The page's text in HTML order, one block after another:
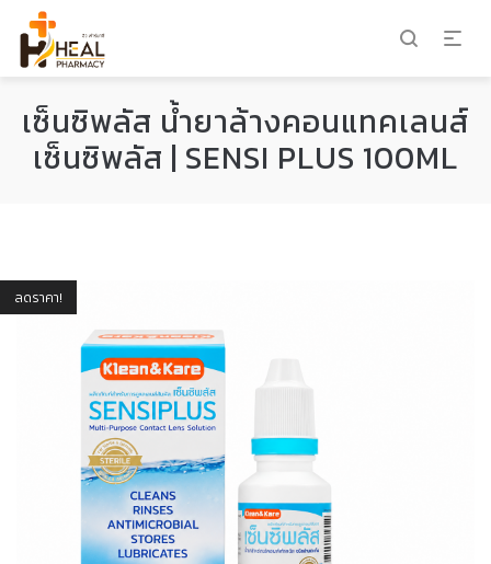
เซ็นซิพลัส น้ำยาล้างคอนแทคเลนส์
เซ็นซิพลัส | SENSI PLUS 100ML
ลดราคา!